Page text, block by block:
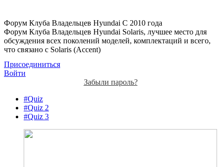
Форум Клуба Владельцев Hyundai С 2010 года
Форум Клуба Владельцев Hyundai Solaris, лучшее место для
обсуждения всех поколений моделей, комплектаций и всего,
что связано с Solaris (Accent)
Присоединиться
Войти
Забыли пароль?
#Quiz
#Quiz 2
#Quiz 3